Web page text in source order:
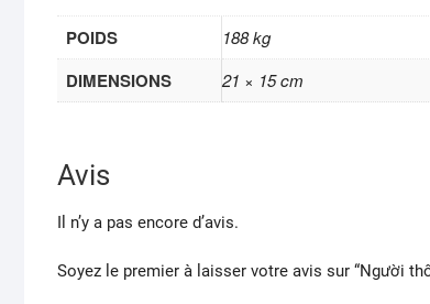
POIDS 188 kg
DIMENSIONS 21 × 15 cm
Avis
Il n’y a pas encore d’avis.
Soyez le premier à laisser votre avis sur “Người